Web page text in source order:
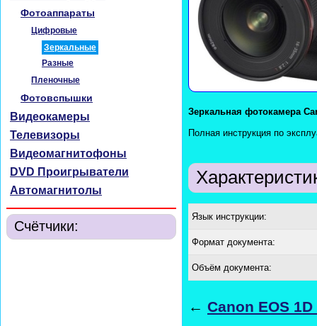
Фотоаппараты
Цифровые
Зеркальные
Разные
Пленочные
Фотовспышки
Видеокамеры
Телевизоры
Видеомагнитофоны
DVD Проигрыватели
Автомагнитолы
Счётчики:
Зеркальная фотокамера
Полная инструкция по
Язык инструкции:
Формат документа:
Объём документа:
← Canon EOS